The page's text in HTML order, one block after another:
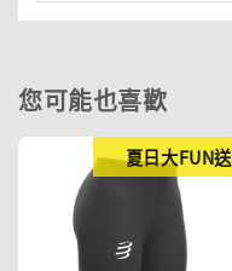
您可能也喜歡
夏日大FUN送